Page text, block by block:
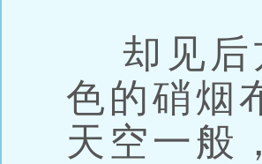
却见后
色的硝烟
天空一般